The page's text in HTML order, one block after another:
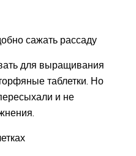
сажать рассаду
для выращивания
таблетки. Но
и не